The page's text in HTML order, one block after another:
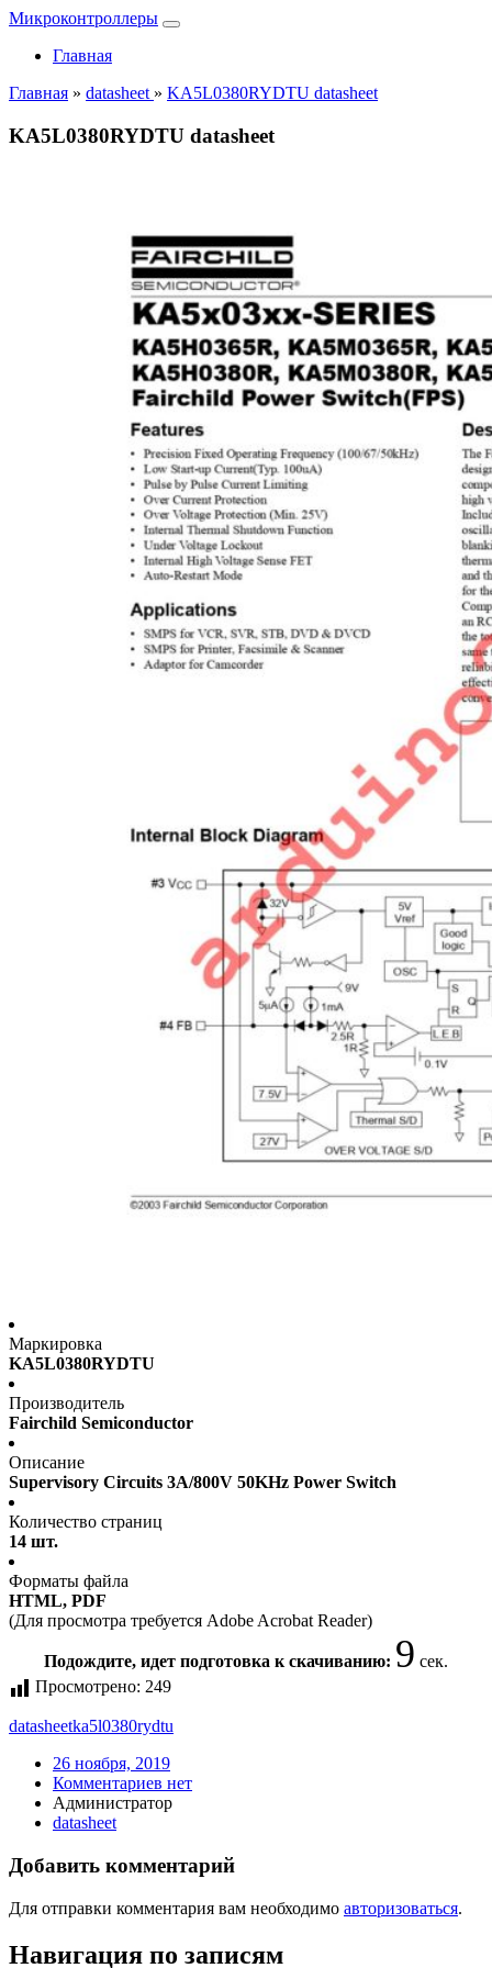
Микроконтроллеры
Главная
Главная » datasheet » KA5L0380RYDTU datasheet
KA5L0380RYDTU datasheet
Маркировка
KA5L0380RYDTU
Производитель
Fairchild Semiconductor
Описание
Supervisory Circuits 3A/800V 50KHz Power Switch
Количество страниц
14 шт.
Форматы файла
HTML, PDF
(Для просмотра требуется Adobe Acrobat Reader)
Подождите, идет подготовка к скачиванию: 9 сек.
Просмотрено: 249
datasheetka5l0380rydtu
26 ноября, 2019
Комментариев нет
Администратор
datasheet
Добавить комментарий
Для отправки комментария вам необходимо авторизоваться.
Навигация по записям